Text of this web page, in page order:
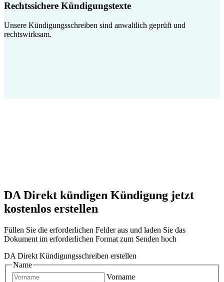
Rechtssichere Kündigungstexte
Unsere Kündigungsschreiben sind anwaltlich geprüft und
rechtswirksam.
DA Direkt kündigen Kündigung jetzt
kostenlos erstellen
Füllen Sie die erforderlichen Felder aus und laden Sie das
Dokument im erforderlichen Format zum Senden hoch
DA Direkt Kündigungsschreiben erstellen
Name
Vorname